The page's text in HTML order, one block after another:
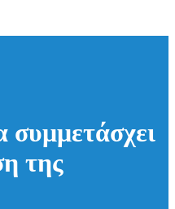
συμμετάσχει
της